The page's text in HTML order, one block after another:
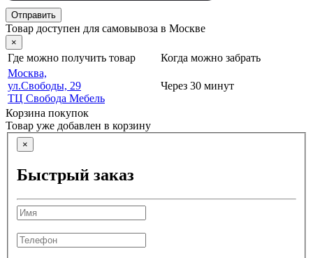
Отправить
Товар доступен для самовывоза в Москве
×
Где можно получить товар
Когда можно забрать
Москва,
ул.Свободы, 29
ТЦ Свобода Мебель
Через 30 минут
Корзина покупок
Товар уже добавлен в корзину
×
Быстрый заказ